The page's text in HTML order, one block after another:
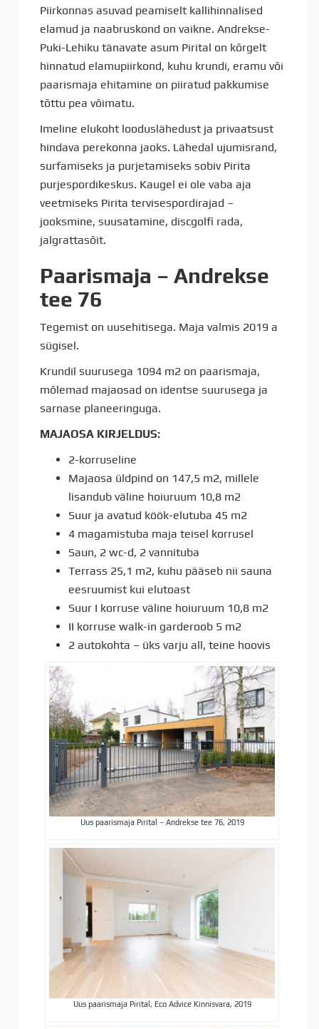
Piirkonnas asuvad peamiselt kallihinnalised
elamud ja naabruskond on vaikne. Andrekse-
Puki-Lehiku tänavate asum Pirital on kõrgelt
hinnatud elamupiirkond, kuhu krundi, eramu või
paarismaja ehitamine on piiratud pakkumise
tõttu pea võimatu.
Imeline elukoht looduslähedust ja privaatsust
hindava perekonna jaoks. Lähedal ujumisrand,
surfamiseks ja purjetamiseks sobiv Pirita
purjespordikeskus. Kaugel ei ole vaba aja
veetmiseks Pirita tervisespordirajad –
jooksmine, suusatamine, discgolfi rada,
jalgrattasõit.
Paarismaja – Andrekse
tee 76
Tegemist on uusehitisega. Maja valmis 2019 a
sügisel.
Krundil suurusega 1094 m2 on paarismaja,
mõlemad majaosad on identse suurusega ja
sarnase planeeringuga.
MAJAOSA KIRJELDUS:
2-korruseline
Majaosa üldpind on 147,5 m2, millele
lisandub väline hoiuruum 10,8 m2
Suur ja avatud köök-elutuba 45 m2
4 magamistuba maja teisel korrusel
Saun, 2 wc-d, 2 vannituba
Terrass 25,1 m2, kuhu pääseb nii sauna
eesruumist kui elutoast
Suur I korruse väline hoiuruum 10,8 m2
II korruse walk-in garderoob 5 m2
2 autokohta – üks varju all, teine hoovis
Uus paarismaja Pirital – Andrekse tee 76, 2019
Uus paarismaja Pirital, Eco Advice Kinnisvara, 2019